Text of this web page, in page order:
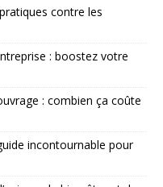
contre les
: boostez votre
: combien ça coûte
incontournable pour